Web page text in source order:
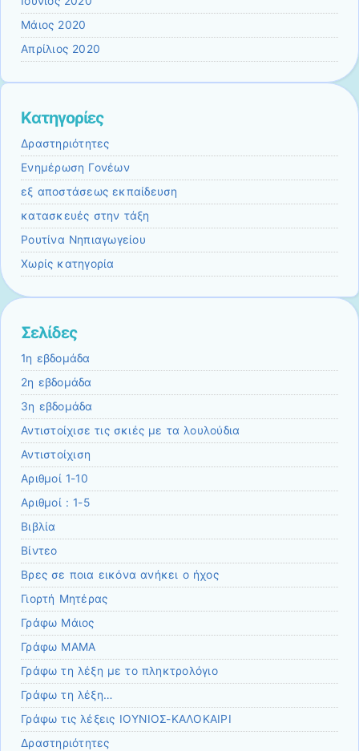
Μάιος 2020
Απρίλιος 2020
Kατηγορίες
Δραστηριότητες
Ενημέρωση Γονέων
εξ αποστάσεως εκπαίδευση
κατασκευές στην τάξη
Ρουτίνα Νηπιαγωγείου
Χωρίς κατηγορία
Σελίδες
1η εβδομάδα
2η εβδομάδα
3η εβδομάδα
Αντιστοίχισε τις σκιές με τα λουλούδια
Αντιστοίχιση
Αριθμοί 1-10
Αριθμοί : 1-5
Βιβλία
Βίντεο
Βρες σε ποια εικόνα ανήκει ο ήχος
Γιορτή Μητέρας
Γράφω Μάιος
Γράφω ΜΑΜΑ
Γράφω τη λέξη με το πληκτρολόγιο
Γράφω τη λέξη…
Γράφω τις λέξεις ΙΟΥΝΙΟΣ-ΚΑΛΟΚΑΙΡΙ
Δραστηριότητες